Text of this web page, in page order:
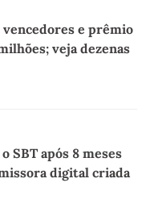
e prêmio
veja dezenas
SBT após 8 meses
digital criada